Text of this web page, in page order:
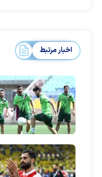
اخبار مرتبط